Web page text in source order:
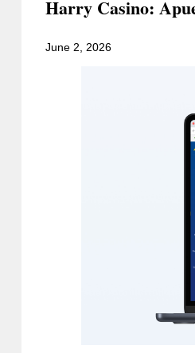
Harry Casino:
June 2, 2026